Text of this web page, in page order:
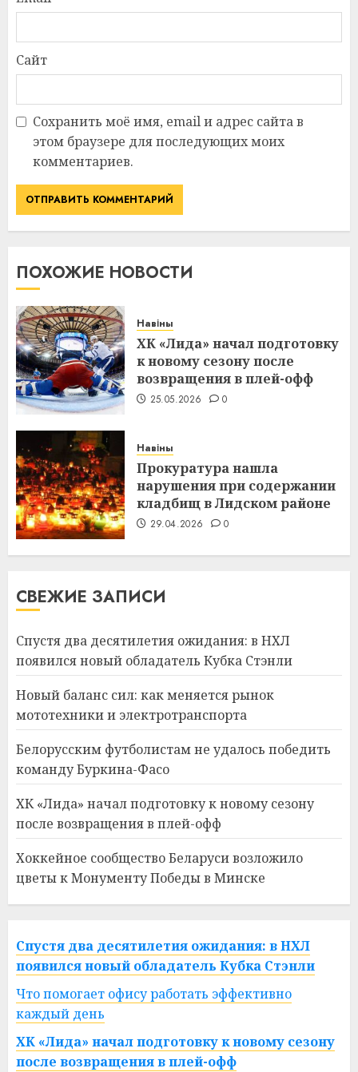
Сайт
Сохранить моё имя, email и адрес сайта в
этом браузере для последующих моих
комментариев.
ПОХОЖИЕ НОВОСТИ
Навіны
ХК «Лида» начал подготовку
к новому сезону после
возвращения в плей-офф
25.05.2026 0
Навіны
Прокуратура нашла
нарушения при содержании
кладбищ в Лидском районе
29.04.2026 0
СВЕЖИЕ ЗАПИСИ
Спустя два десятилетия ожидания: в НХЛ
появился новый обладатель Кубка Стэнли
Новый баланс сил: как меняется рынок
мототехники и электротранспорта
Белорусским футболистам не удалось победить
команду Буркина-Фасо
ХК «Лида» начал подготовку к новому сезону
после возвращения в плей-офф
Хоккейное сообщество Беларуси возложило
цветы к Монументу Победы в Минске
Спустя два десятилетия ожидания: в НХЛ
появился новый обладатель Кубка Стэнли
Что помогает офису работать эффективно
каждый день
ХК «Лида» начал подготовку к новому сезону
после возвращения в плей-офф